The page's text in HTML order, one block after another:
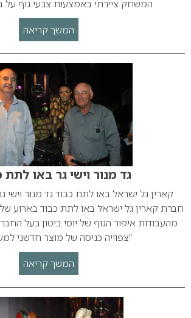
המשחק ציירתי באמצעות צבעי גוף על
המשך קריאה
גד מנור וישי גר באו לתת
קארין גל ישראל באו לתת כבוד גד מנור וישי
חברת קארין גל ישראל באו לתת כבוד בארוע
מהעבודות איפור הגוף של יוסי ביטון.בעל
“צפוייה כניסה של מוצר חדשני
המשך קריאה